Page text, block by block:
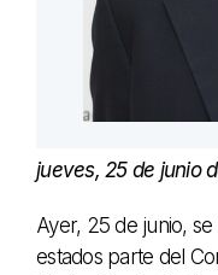
jueves, 25 de junio
Ayer, 25 de junio,
estados parte del